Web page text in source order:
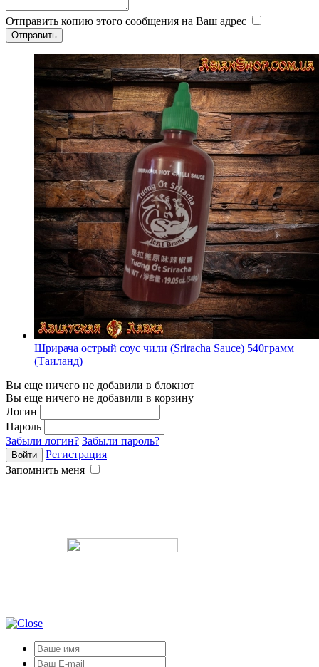
Отправить копию этого сообщения на Ваш адрес
Шрирача острый соус чили (Sriracha Sauce) 540грамм
(Таиланд)
Вы еще ничего не добавили в блокнот
Вы еще ничего не добавили в корзину
Логин
Пароль
Забыли логин? Забыли пароль?
Регистрация
Запомнить меня